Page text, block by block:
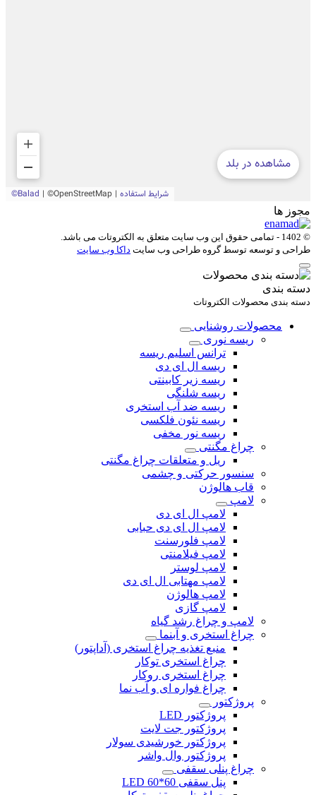
مجوز ها
© 1402 - تمامی حقوق این وب سایت متعلق به الکتروتات می باشد.
طراحی و توسعه توسط گروه طراحی وب سایت داکا وب سایت
دسته بندی
دسته بندی محصولات الکتروتات
محصولات روشنایی
ریسه نوری
ترانس اسلیم ریسه
ریسه ال ای دی
ریسه زیر کابینتی
ریسه شلنگی
ریسه ضد آب استخری
ریسه نئون فلکسی
ریسه نور مخفی
چراغ مگنتی
ریل و متعلقات چراغ مگنتی
سنسور حرکتی و چشمی
قاب هالوژن
لامپ
لامپ ال ای دی
لامپ ال ای دی حبابی
لامپ فلورسنت
لامپ فیلامنتی
لامپ لوستر
لامپ مهتابی ال ای دی
لامپ هالوژن
لامپ گازی
لامپ و چراغ رشد گیاه
چراغ استخری و آبنما
منبع تغذیه چراغ استخری (آداپتور)
چراغ استخری توکار
چراغ استخری روکار
چراغ فواره ای و آب نما
پروژکتور
پروژکتور LED
پروژکتور جت لایت
پروژکتور خورشیدی سولار
پروژکتور وال واشر
چراغ پنلی سقفی
پنل سقفی 60*60 LED